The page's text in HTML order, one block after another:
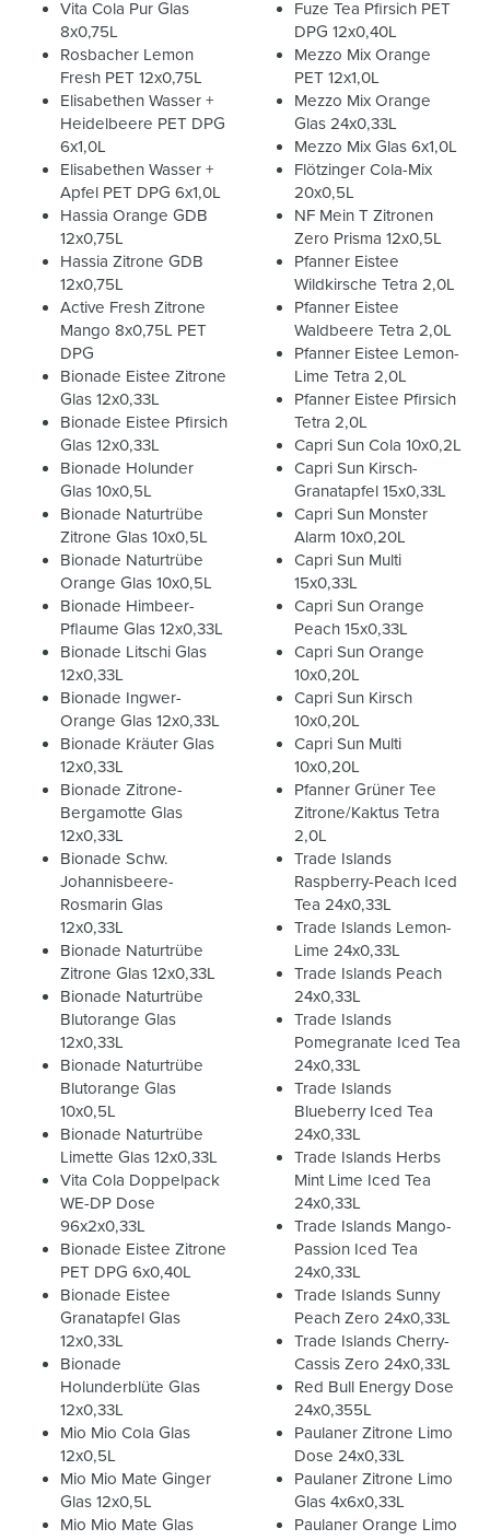
Vita Cola Pur Glas
8x0,75L
Rosbacher Lemon
Fresh PET 12x0,75L
Elisabethen Wasser +
Heidelbeere PET DPG
6x1,0L
Elisabethen Wasser +
Apfel PET DPG 6x1,0L
Hassia Orange GDB
12x0,75L
Hassia Zitrone GDB
12x0,75L
Active Fresh Zitrone
Mango 8x0,75L PET
DPG
Bionade Eistee Zitrone
Glas 12x0,33L
Bionade Eistee Pfirsich
Glas 12x0,33L
Bionade Holunder
Glas 10x0,5L
Bionade Naturtrübe
Zitrone Glas 10x0,5L
Bionade Naturtrübe
Orange Glas 10x0,5L
Bionade Himbeer-
Pflaume Glas 12x0,33L
Bionade Litschi Glas
12x0,33L
Bionade Ingwer-
Orange Glas 12x0,33L
Bionade Kräuter Glas
12x0,33L
Bionade Zitrone-
Bergamotte Glas
12x0,33L
Bionade Schw.
Johannisbeere-
Rosmarin Glas
12x0,33L
Bionade Naturtrübe
Zitrone Glas 12x0,33L
Bionade Naturtrübe
Blutorange Glas
12x0,33L
Bionade Naturtrübe
Blutorange Glas
10x0,5L
Bionade Naturtrübe
Limette Glas 12x0,33L
Vita Cola Doppelpack
WE-DP Dose
96x2x0,33L
Bionade Eistee Zitrone
PET DPG 6x0,40L
Bionade Eistee
Granatapfel Glas
12x0,33L
Bionade
Holunderblüte Glas
12x0,33L
Mio Mio Cola Glas
12x0,5L
Mio Mio Mate Ginger
Glas 12x0,5L
Mio Mio Mate Glas
Fuze Tea Pfirsich PET
DPG 12x0,40L
Mezzo Mix Orange
PET 12x1,0L
Mezzo Mix Orange
Glas 24x0,33L
Mezzo Mix Glas 6x1,0L
Flötzinger Cola-Mix
20x0,5L
NF Mein T Zitronen
Zero Prisma 12x0,5L
Pfanner Eistee
Wildkirsche Tetra 2,0L
Pfanner Eistee
Waldbeere Tetra 2,0L
Pfanner Eistee Lemon-
Lime Tetra 2,0L
Pfanner Eistee Pfirsich
Tetra 2,0L
Capri Sun Cola 10x0,2L
Capri Sun Kirsch-
Granatapfel 15x0,33L
Capri Sun Monster
Alarm 10x0,20L
Capri Sun Multi
15x0,33L
Capri Sun Orange
Peach 15x0,33L
Capri Sun Orange
10x0,20L
Capri Sun Kirsch
10x0,20L
Capri Sun Multi
10x0,20L
Pfanner Grüner Tee
Zitrone/Kaktus Tetra
2,0L
Trade Islands
Raspberry-Peach Iced
Tea 24x0,33L
Trade Islands Lemon-
Lime 24x0,33L
Trade Islands Peach
24x0,33L
Trade Islands
Pomegranate Iced Tea
24x0,33L
Trade Islands
Blueberry Iced Tea
24x0,33L
Trade Islands Herbs
Mint Lime Iced Tea
24x0,33L
Trade Islands Mango-
Passion Iced Tea
24x0,33L
Trade Islands Sunny
Peach Zero 24x0,33L
Trade Islands Cherry-
Cassis Zero 24x0,33L
Red Bull Energy Dose
24x0,355L
Paulaner Zitrone Limo
Dose 24x0,33L
Paulaner Zitrone Limo
Glas 4x6x0,33L
Paulaner Orange Limo